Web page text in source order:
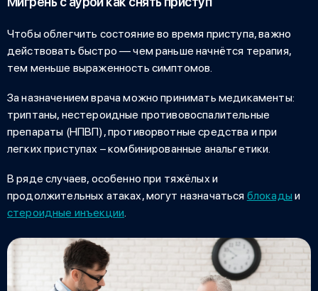
Чтобы облегчить состояние во время приступа, важно
действовать быстро — чем раньше начнётся терапия,
тем меньше выраженность симптомов.
За назначением врача можно принимать медикаменты:
триптаны, нестероидные противовоспалительные
препараты (НПВП), противорвотные средства и при
легких приступах – комбинированные анальгетики.
В ряде случаев, особенно при тяжёлых и
продолжительных атаках, могут назначаться блокады и
стероидные инъекции.